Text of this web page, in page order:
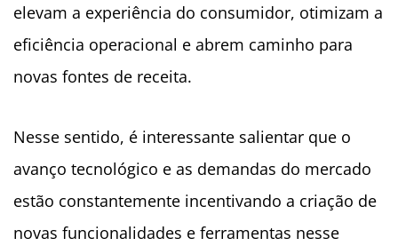
elevam a experiência do consumidor, otimizam a
eficiência operacional e abrem caminho para
novas fontes de receita.
Nesse sentido, é interessante salientar que o
avanço tecnológico e as demandas do mercado
estão constantemente incentivando a criação de
novas funcionalidades e ferramentas nesse